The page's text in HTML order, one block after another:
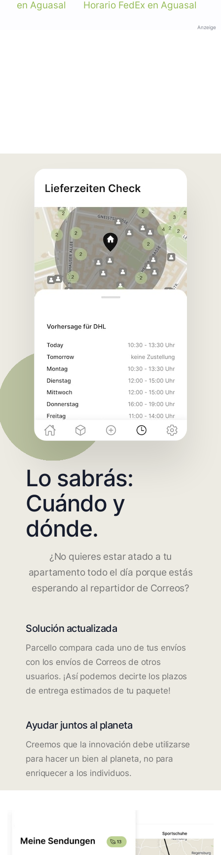
en Aguasal Horario FedEx en Aguasal
Anzeige
Lo sabrás:
Cuándo y
dónde.
¿No quieres estar atado a tu
apartamento todo el día porque estás
esperando al repartidor de Correos?
Solución actualizada
Parcello compara cada uno de tus envíos
con los envíos de Correos de otros
usuarios. ¡Así podemos decirte los plazos
de entrega estimados de tu paquete!
Ayudar juntos al planeta
Creemos que la innovación debe utilizarse
para hacer un bien al planeta, no para
enriquecer a los individuos.